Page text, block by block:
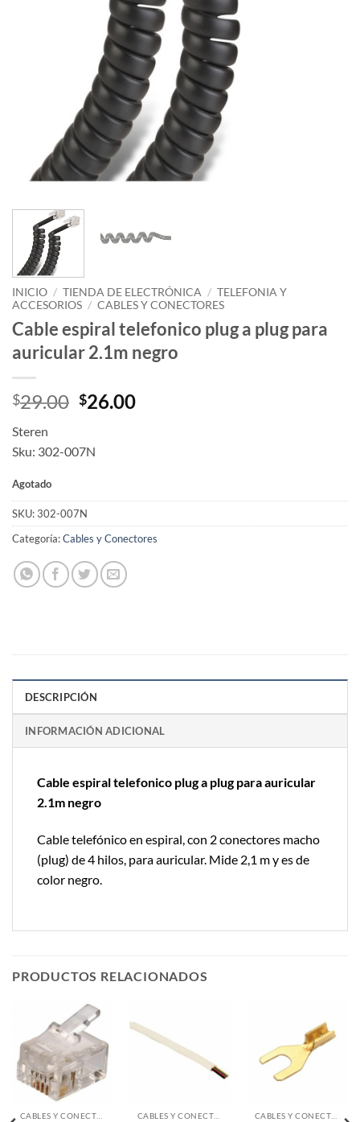
INICIO / TIENDA DE ELECTRÓNICA / TELEFONIA Y
ACCESORIOS / CABLES Y CONECTORES
Cable espiral telefonico plug a plug para
auricular 2.1m negro
$29.00 Original
$29.00.
$26.00Current
Steren
Sku: 302-007N
Agotado
SKU:302-007N
Categoría:Cables y Conectores
DESCRIPCIÓN
INFORMACIÓN ADICIONAL
Cable espiral telefonico plug a plug para auricular
2.1m negro
Cable telefónico en espiral, con 2 conectores macho
(plug) de 4 hilos, para auricular. Mide 2,1 m y es de
color negro.
PRODUCTOS RELACIONADOS